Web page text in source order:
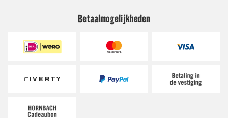
Betaalmogelijkheden